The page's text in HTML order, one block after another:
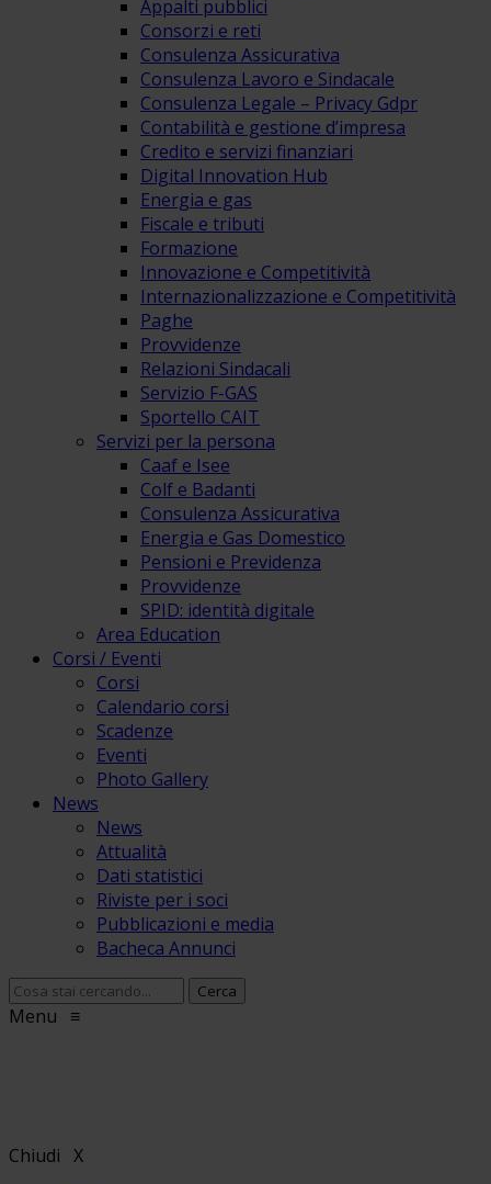
Appalti pubblici
Consorzi e reti
Consulenza Assicurativa
Consulenza Lavoro e Sindacale
Consulenza Legale – Privacy Gdpr
Contabilità e gestione d’impresa
Credito e servizi finanziari
Digital Innovation Hub
Energia e gas
Fiscale e tributi
Formazione
Innovazione e Competitività
Internazionalizzazione e Competitività
Paghe
Provvidenze
Relazioni Sindacali
Servizio F-GAS
Sportello CAIT
Servizi per la persona
Caaf e Isee
Colf e Badanti
Consulenza Assicurativa
Energia e Gas Domestico
Pensioni e Previdenza
Provvidenze
SPID: identità digitale
Area Education
Corsi / Eventi
Corsi
Calendario corsi
Scadenze
Eventi
Photo Gallery
News
News
Attualità
Dati statistici
Riviste per i soci
Pubblicazioni e media
Bacheca Annunci
Menu ≡
Chiudi X